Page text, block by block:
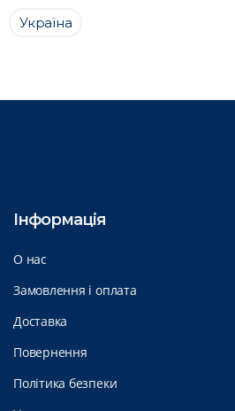
Україна
Інформація
О нас
Замовлення і оплата
Доставка
Повернення
Політика безпеки